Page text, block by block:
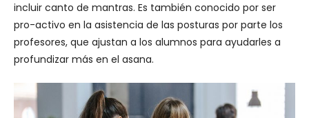
incluir canto de mantras. Es también conocido por ser
pro-activo en la asistencia de las posturas por parte los
profesores, que ajustan a los alumnos para ayudarles a
profundizar más en el asana.